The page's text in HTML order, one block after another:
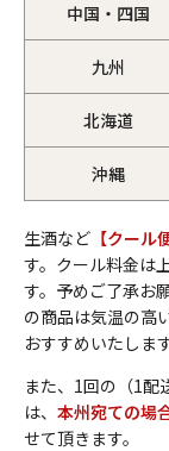
中国・四国
九州
北海道
沖縄
生酒など 【クール
す。クール料金は
す。予めご了承お
の商品は気温の高
おすすめいたします
また、1回の（1配
は、 本州宛ての場
せて頂きます。